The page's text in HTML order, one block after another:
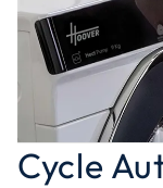
Cycle